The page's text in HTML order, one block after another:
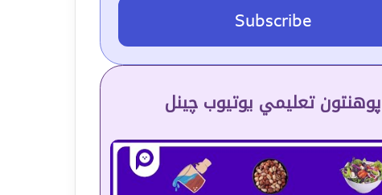
Subscribe
پوهنتون تعلیمي یوتیوب چینل